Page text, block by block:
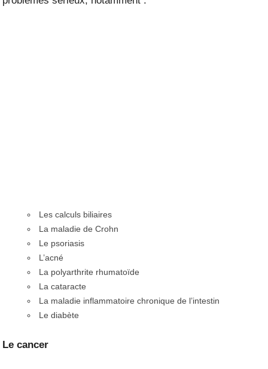
Les calculs biliaires
La maladie de Crohn
Le psoriasis
L’acné
La polyarthrite rhumatoïde
La cataracte
La maladie inflammatoire chronique de l’intestin
Le diabète
Le cancer